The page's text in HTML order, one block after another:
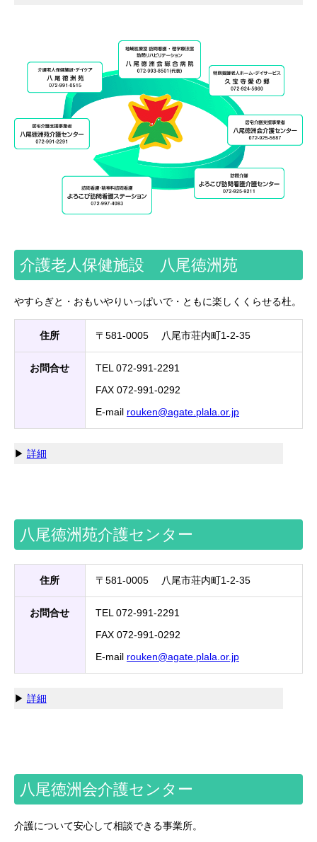
介護老人保健施設 八尾徳洲苑
やすらぎと・おもいやりいっぱいで・ともに楽しくくらせる杜。
住所 〒581-0005 八尾市荘内町1-2-35
お問合せ
TEL 072-991-2291
FAX 072-991-0292
E-mail rouken agate.plala.or.jp
▶ 詳細
八尾徳洲苑介護センター
住所 〒581-0005 八尾市荘内町1-2-35
お問合せ
TEL 072-991-2291
FAX 072-991-0292
E-mail rouken agate.plala.or.jp
▶ 詳細
八尾徳洲会介護センター
介護について安心して相談できる事業所。